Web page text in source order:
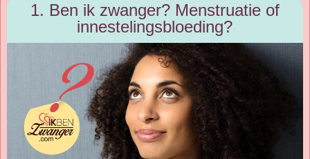
1. Ben ik zwanger? Menstruatie of
innestelingsbloeding?